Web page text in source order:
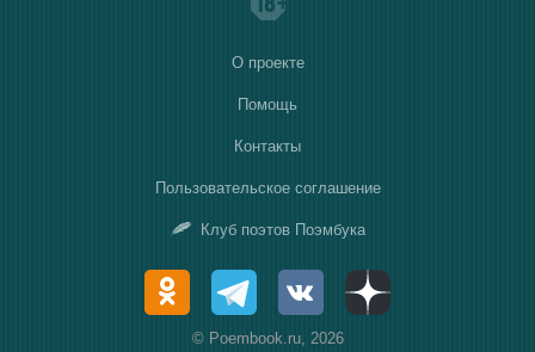
О проекте
Помощь
Контакты
Пользовательское соглашение
Клуб поэтов Поэмбука
© Poembook.ru, 2026